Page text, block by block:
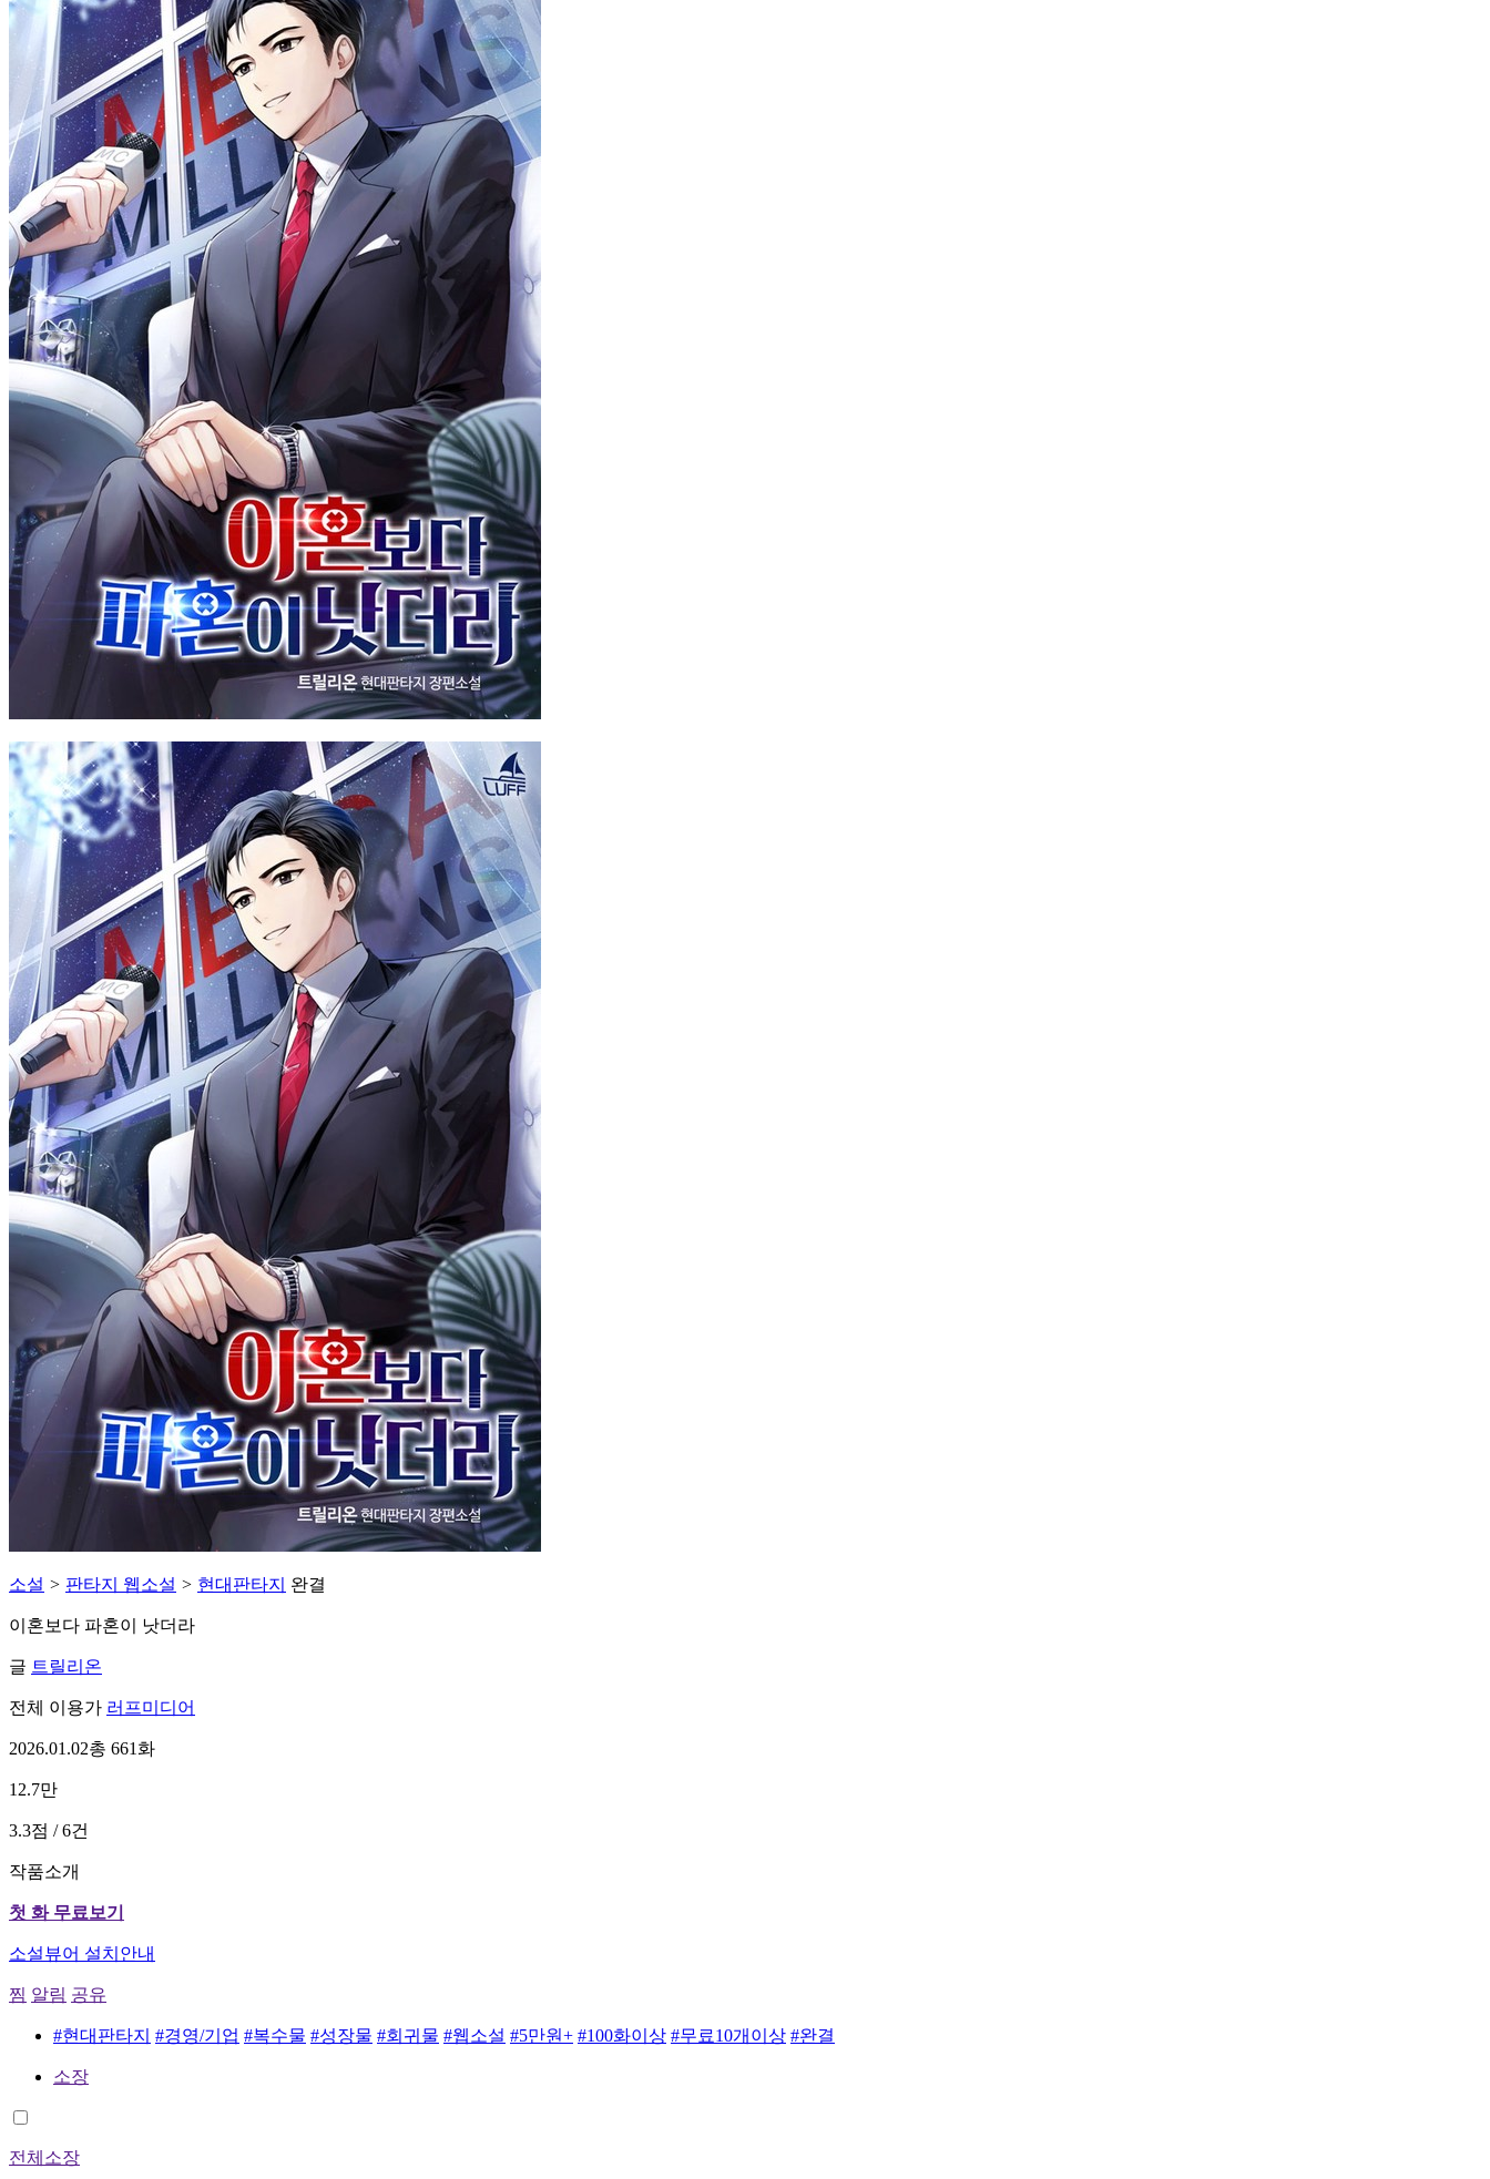
소설 > 판타지 웹소설 > 현대판타지 완결
이혼보다 파혼이 낫더라
글 트릴리온
전체 이용가 러프미디어
2026.01.02총 661화
12.7만
3.3점 / 6건
작품소개
첫 화 무료보기
소설뷰어 설치안내
찜 알림 공유
#현대판타지 #경영/기업 #복수물 #성장물 #회귀물 #웹소설 #5만원+ #100화이상 #무료10개이상 #완결
소장
전체소장